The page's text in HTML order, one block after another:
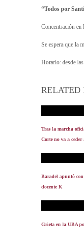
“Todos por
Concentración en
Se espera que la
​Horario: desde
RELATED
Tras la marcha
Corte no va a
Baradel apuntó
docente K
Grieta en la UBA